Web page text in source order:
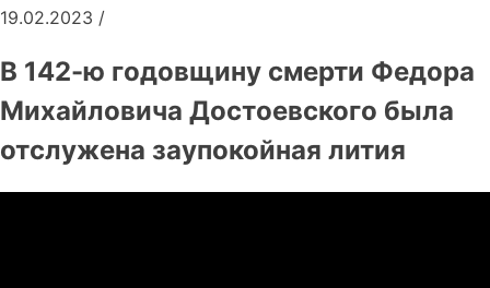
19.02.2023 /
В 142-ю годовщину смерти Федора
Михайловича Достоевского была
отслужена заупокойная лития